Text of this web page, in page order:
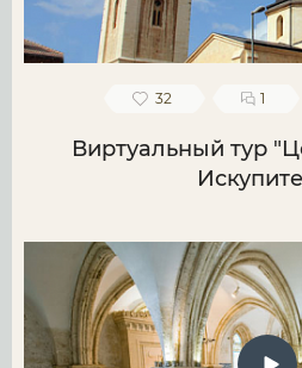
32 1
Виртуальный тур